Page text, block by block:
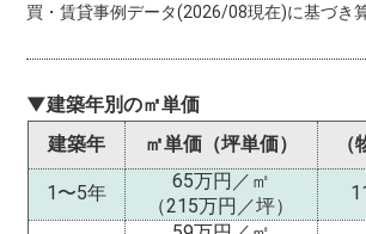
買・賃貸事例データ(2026/08現在)に基づき
▼建築年別の㎡単価
建築年
㎡単価（坪単価）
1〜5年
65万円／㎡
（215万円／坪）